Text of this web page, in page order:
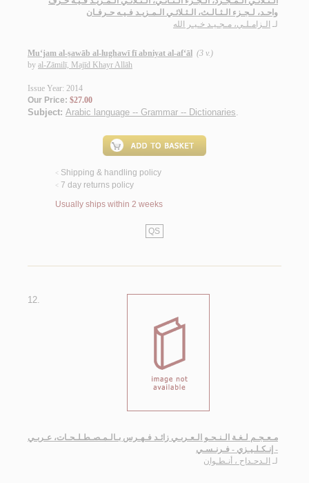
واحـد، لـجـزء الـثـالـث، الـثـلاثـي الـمـزيـد فـيـه حـرفـان
لـ الـزامـلـي، مـجـيـد خـيـر الله
Mu‘jam al-ṣawāb al-lughawī fī abniyat al-af‘āl
(3 v.)
by al-Zāmilī, Majīd Khayr Allāh
Issue Year: 2014
Our Price: $27.00
Subject: Arabic language -- Grammar -- Dictionaries.
< Shipping & handling policy
< 7 day returns policy
Usually ships within 2 weeks
QS
12.
مـعـجـم لـغـة الـنـحـو الـعـربـي زائـد فـهـرس بـالـمـصـطـلـحـات، عـربـي
- إنـكـلـيـزي - فـرنـسـي
لـ الـدحـداح ، أنـطـوان